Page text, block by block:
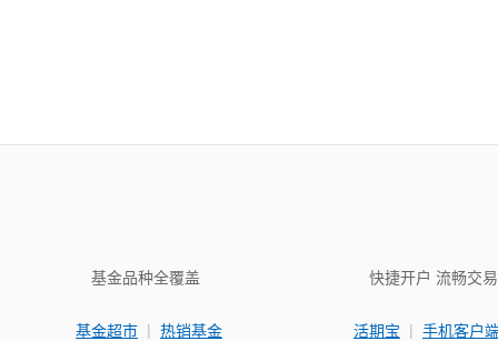
基金品种全覆盖
基金超市 | 热销基金
快捷开户 流畅交易
活期宝 | 手机客户